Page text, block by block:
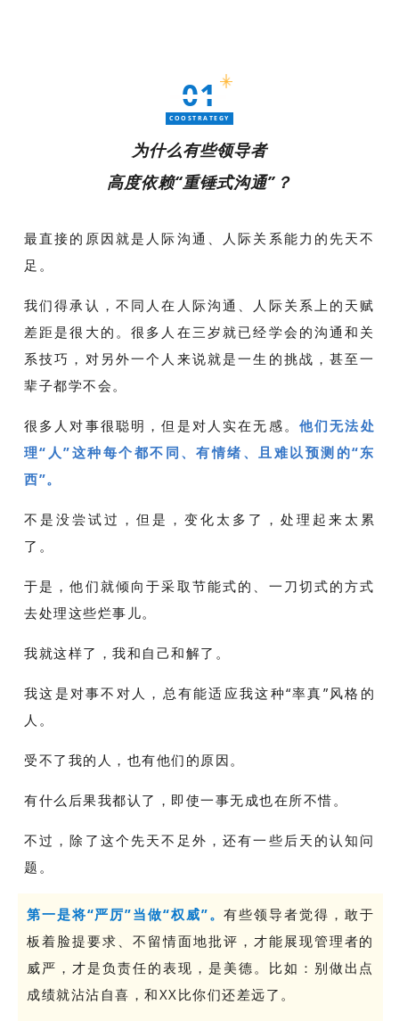
01
COOSTRATEGY
为什么有些领导者
高度依赖“重锤式沟通”？
最直接的原因就是人际沟通、人际关系能力的先天不
足。
我们得承认，不同人在人际沟通、人际关系上的天赋
差距是很大的。很多人在三岁就已经学会的沟通和关
系技巧，对另外一个人来说就是一生的挑战，甚至一
辈子都学不会。
很多人对事很聪明，但是对人实在无感。 他们无法处
理“人”这种每个都不同、有情绪、且难以预测的“东
西”。
不是没尝试过，但是，变化太多了，处理起来太累
了。
于是，他们就倾向于采取节能式的、一刀切式的方式
去处理这些烂事儿。
我就这样了，我和自己和解了。
我这是对事不对人，总有能适应我这种“率真”风格的
人。
受不了我的人，也有他们的原因。
有什么后果我都认了，即使一事无成也在所不惜。
不过，除了这个先天不足外，还有一些后天的认知问
题。
第一是将“严厉”当做“权威”。有些领导者觉得，敢于
板着脸提要求、不留情面地批评，才能展现管理者的
威严，才是负责任的表现，是美德。比如：别做出点
成绩就沾沾自喜，和XX比你们还差远了。